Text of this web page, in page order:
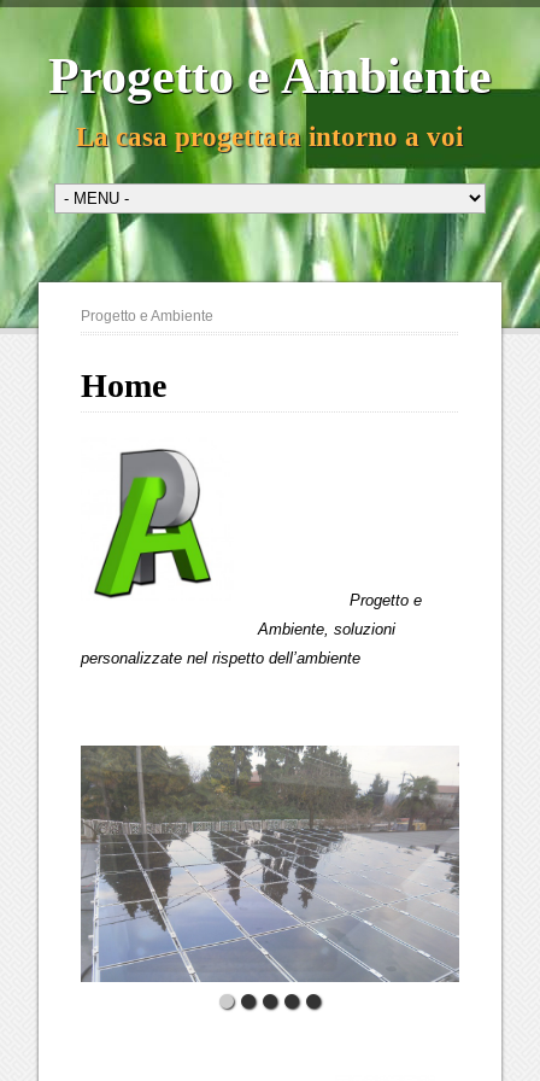
Progetto e Ambiente
La casa progettata intorno a voi
Progetto e Ambiente
Home
Progetto e
Ambiente, soluzioni
personalizzate nel rispetto dell’ambiente